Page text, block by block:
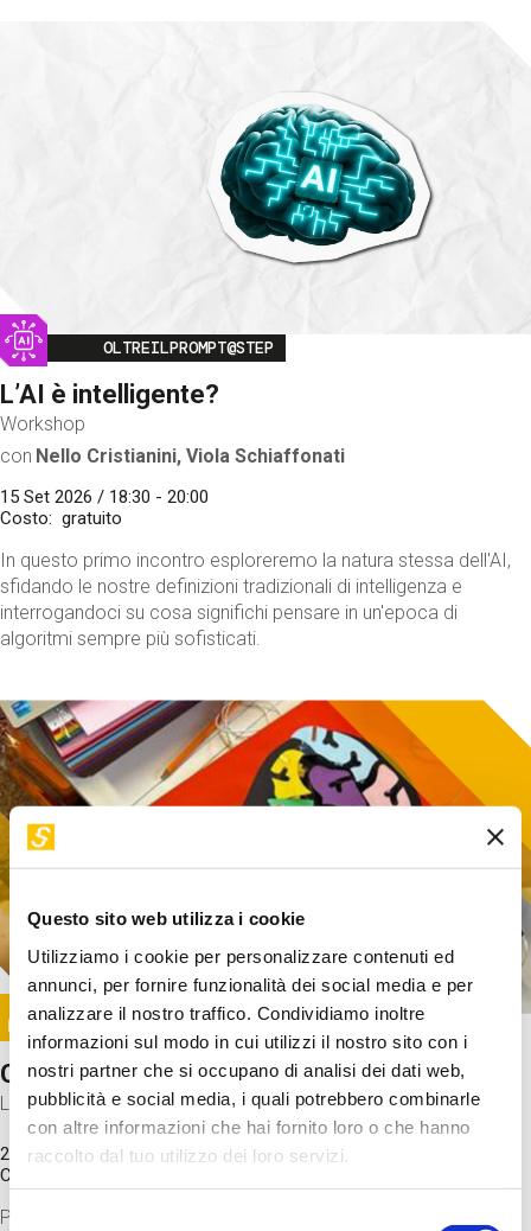
Questo sito web utilizza i cookie
Utilizziamo i cookie per personalizzare contenuti ed
annunci, per fornire funzionalità dei social media e per
analizzare il nostro traffico. Condividiamo inoltre
informazioni sul modo in cui utilizzi il nostro sito con i
nostri partner che si occupano di analisi dei dati web,
pubblicità e social media, i quali potrebbero combinarle
con altre informazioni che hai fornito loro o che hanno
raccolto dal tuo utilizzo dei loro servizi.
Selezione
Image
OLTREILPROMPT@STEP
L’AI è intelligente?
Workshop
con Nello Cristianini, Viola Schiaffonati
15 Set 2026 / 18:30 - 20:00
Costo
gratuito
In questo primo incontro esploreremo la natura stessa dell'AI,
sfidando le nostre definizioni tradizionali di intelligenza e
interrogandoci su cosa significhi pensare in un'epoca di
algoritmi sempre più sofisticati.
Image
SUNDAY@STEP
Come funziona il cervello?
Laboratorio
20 Set 2026 / 11:15 - 13:00
Costo
Proveremo a costruire un cervello in cartoncino cercando di